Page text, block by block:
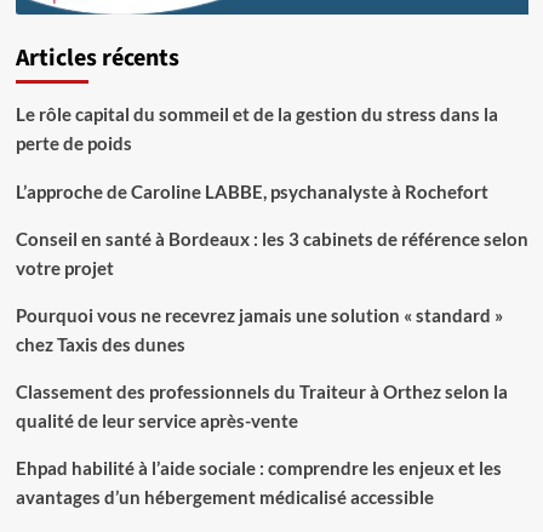
Articles récents
Le rôle capital du sommeil et de la gestion du stress dans la
perte de poids
L’approche de Caroline LABBE, psychanalyste à Rochefort
Conseil en santé à Bordeaux : les 3 cabinets de référence selon
votre projet
Pourquoi vous ne recevrez jamais une solution « standard »
chez Taxis des dunes
Classement des professionnels du Traiteur à Orthez selon la
qualité de leur service après-vente
Ehpad habilité à l’aide sociale : comprendre les enjeux et les
avantages d’un hébergement médicalisé accessible